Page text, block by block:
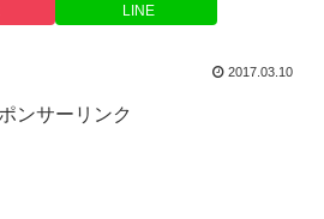
LINE
2017.03.10
ンサーリンク